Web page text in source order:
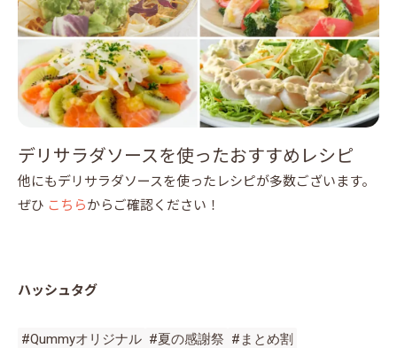
デリサラダソースを使ったおすすめレシピ
他にもデリサラダソースを使ったレシピが多数ございます。
ぜひ こちらからご確認ください！
ハッシュタグ
#Qummyオリジナル #夏の感謝祭 #まとめ割